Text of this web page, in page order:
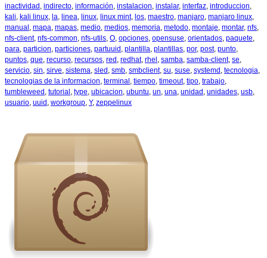
inactividad indirecto información instalacion instalar, interfaz introduccion
kali kali linux la linea linux linux mint, los maestro manjaro manjaro linux
manual mapa mapas medio medios memoria metodo montaje montar, nfs
nfs-client, nfs-common nfs-utils O opciones opensuse orientados paquete
para particion particiones partuuid plantilla plantillas por, post, punto
puntos que recurso recursos red redhat, rhel samba samba-client, se
servicio sin sirve sistema sled smb smbclient, su suse systemd tecnologia
tecnologias de la informacion terminal tiempo timeout, tipo trabajo
tumbleweed tutorial type ubicacion ubuntu un una unidad unidades usb
usuario uuid workgroup Y, zeppelinux